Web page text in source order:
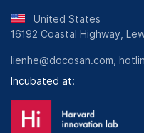
United States
16192 Coastal Highway,
lienhe@docosan.com,
Incubated at: